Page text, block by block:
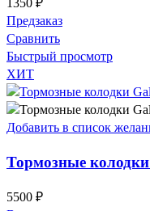
1350 ₽
Предзаказ
Сравнить
Быстрый просмотр
ХИТ
Добавить в список
Тормозные
5500 ₽